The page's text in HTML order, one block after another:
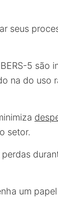
seus
5 são
na do uso
setor.
um